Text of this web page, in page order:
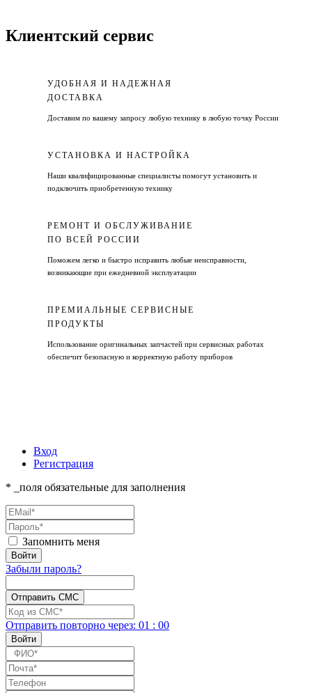
Клиентский сервис
УДОБНАЯ И НАДЕЖНАЯ
ДОСТАВКА
Доставим по вашему запросу любую технику в любую точку России
УСТАНОВКА И НАСТРОЙКА
Наши квалифицированные специалисты помогут установить и
подключить приобретенную технику
РЕМОНТ И ОБСЛУЖИВАНИЕ
ПО ВСЕЙ РОССИИ
Поможем легко и быстро исправить любые неисправности,
возникающие при ежедневной эксплуатации
ПРЕМИАЛЬНЫЕ СЕРВИСНЫЕ
ПРОДУКТЫ
Использование оригинальных запчастей при сервисных работах
обеспечит безопасную и корректную работу приборов
Вход
Регистрация
* _поля обязательные для заполнения
Запомнить меня
Забыли пароль?
Отправить повторно через: 01 : 00